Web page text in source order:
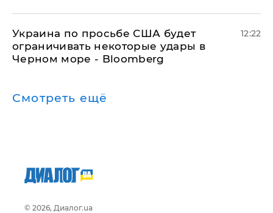
Украина по просьбе США будет
ограничивать некоторые удары в
Черном море - Bloomberg
12:22
Смотреть ещё
© 2026, Диалог.ua